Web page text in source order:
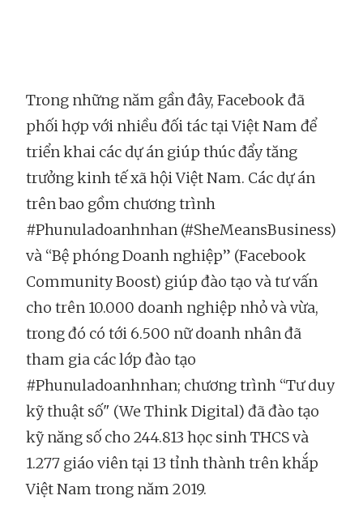
Trong những năm gần đây, Facebook đã
phối hợp với nhiều đối tác tại Việt Nam để
triển khai các dự án giúp thúc đẩy tăng
trưởng kinh tế xã hội Việt Nam. Các dự án
trên bao gồm chương trình
#Phunuladoanhnhan (#SheMeansBusiness)
và “Bệ phóng Doanh nghiệp” (Facebook
Community Boost) giúp đào tạo và tư vấn
cho trên 10.000 doanh nghiệp nhỏ và vừa,
trong đó có tới 6.500 nữ doanh nhân đã
tham gia các lớp đào tạo
#Phunuladoanhnhan; chương trình “Tư duy
kỹ thuật số" (We Think Digital) đã đào tạo
kỹ năng số cho 244.813 học sinh THCS và
1.277 giáo viên tại 13 tỉnh thành trên khắp
Việt Nam trong năm 2019.